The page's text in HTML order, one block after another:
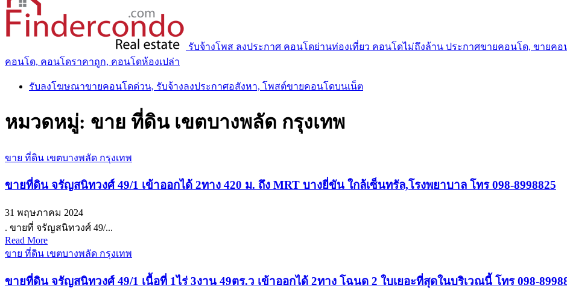
รับจ้างโพส ลงประกาศ คอนโดย่านท่องเที่ยว คอนโดไม่ถึงล้าน ประกาศขายคอนโด, ขายค
คอนโด, คอนโดราคาถูก, คอนโดห้องเปล่า
รับลงโฆษณาขายคอนโดด่วน, รับจ้างลงประกาศอสังหา, โพสต์ขายคอนโดบนเน็ต
หมวดหมู่: ขาย ที่ดิน เขตบางพลัด กรุงเทพ
ขาย ที่ดิน เขตบางพลัด กรุงเทพ
ขายที่ดิน จรัญสนิทวงศ์ 49/1 เข้าออกได้ 2ทาง 420 ม. ถึง MRT บางยี่ขัน ใกล้เซ็นทรัล,โรงพยาบาล โทร 098-8998825
31 พฤษภาคม 2024
. ขายที่ จรัญสนิทวงศ์ 49/...
Read More
ขาย ที่ดิน เขตบางพลัด กรุงเทพ
ขายที่ดิน จรัญสนิทวงศ์ 49/1 เนื้อที่ 1ไร่ 3งาน 49ตร.ว เข้าออกได้ 2ทาง โฉนด 2 ใบเยอะที่สุดในบริเวณนี้ โทร 098-